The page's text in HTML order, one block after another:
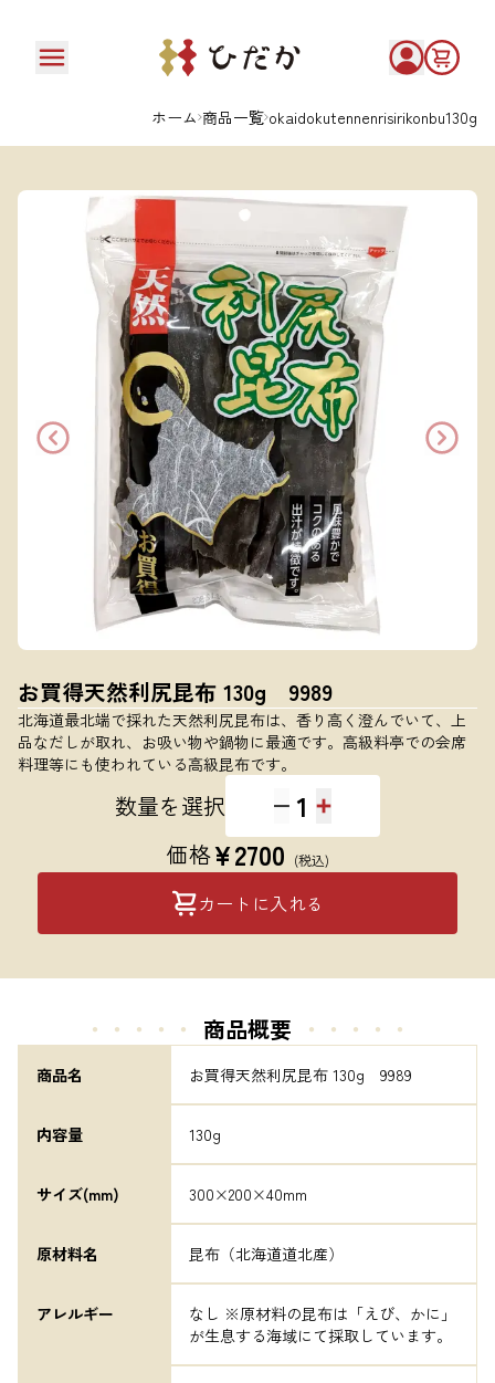
ホーム 商品一覧 okaidokutennenrisirikonbu130g
お買得天然利尻昆布 130g 9989
北海道最北端で採れた天然利尻昆布は、香り高く澄んでいて、上
品なだしが取れ、お吸い物や鍋物に最適です。高級料亭での会席
料理等にも使われている高級昆布です。
数量を選択 1
価格¥2700 (税込)
カートに入れる
・・・・・ 商品概要 ・・・・・
商品名 お買得天然利尻昆布 130g　9989
内容量 130g
サイズ(mm) 300×200×40mm
原材料名 昆布（北海道道北産）
アレルギー
なし ※原材料の昆布は「えび、かに」
が生息する海域にて採取しています。